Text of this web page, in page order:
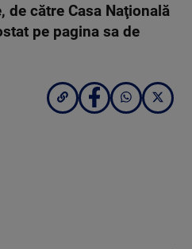
către Casa Naţională
pe pagina sa de